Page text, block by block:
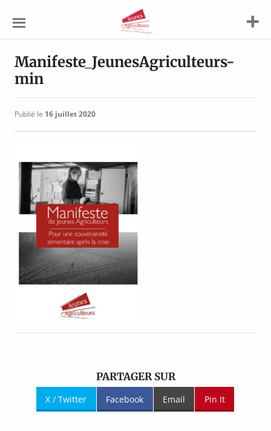
Agriculteurs
Manifeste_JeunesAgriculteurs-
min
Publié le 16 juillet 2020
PARTAGER SUR
X / Twitter Facebook Email Pin It